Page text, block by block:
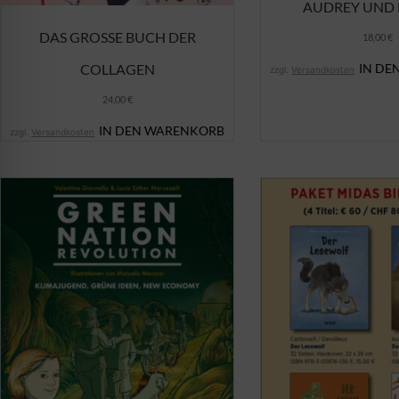
DAS GROSSE BUCH DER C
OLLAGEN
24,00€
zzgl. Versandkosten IN DEN WARENKORB
AUDREY UND
18,00€
zzgl. Versandkosten IN